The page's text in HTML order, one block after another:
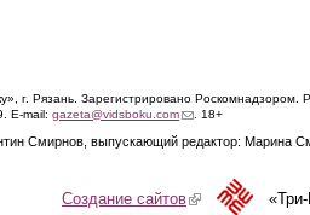
г. Рязань. Зарегистрировано Роскомнадзором.
E-mail: gazeta@vidsboku.com(link sends e-mail)
. 18+
Смирнов, выпускающий редактор: Марина
Создание сайтов(link is external)